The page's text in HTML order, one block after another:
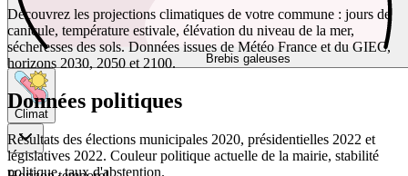
Brebis galeuses
Climat
Découvrez les projections climatiques de votre commune : jours de
canicule, température estivale, élévation du niveau de la mer,
sécheresses des sols. Données issues de Météo France et du GIEC,
horizons 2030, 2050 et 2100.
Données politiques
Résultats des élections municipales 2020, présidentielles 2022 et
législatives 2022. Couleur politique actuelle de la mairie, stabilité
politique, taux d'abstention.